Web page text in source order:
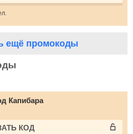
ещё промокоды
Капибара
КОД